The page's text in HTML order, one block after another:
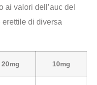
ai valori dell’auc del
di diversa
20mg 10mg